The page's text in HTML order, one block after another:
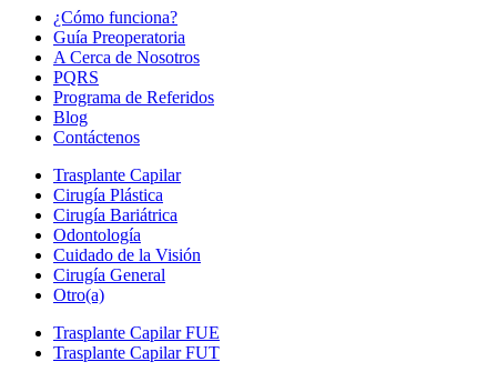
¿Cómo funciona?
Guía Preoperatoria
A Cerca de Nosotros
PQRS
Programa de Referidos
Blog
Contáctenos
Trasplante Capilar
Cirugía Plástica
Cirugía Bariátrica
Odontología
Cuidado de la Visión
Cirugía General
Otro(a)
Trasplante Capilar FUE
Trasplante Capilar FUT